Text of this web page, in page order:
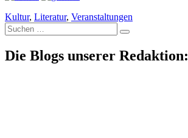
Kultur, Literatur, Veranstaltungen
Suche
nach:
Die Blogs unserer Redaktion: